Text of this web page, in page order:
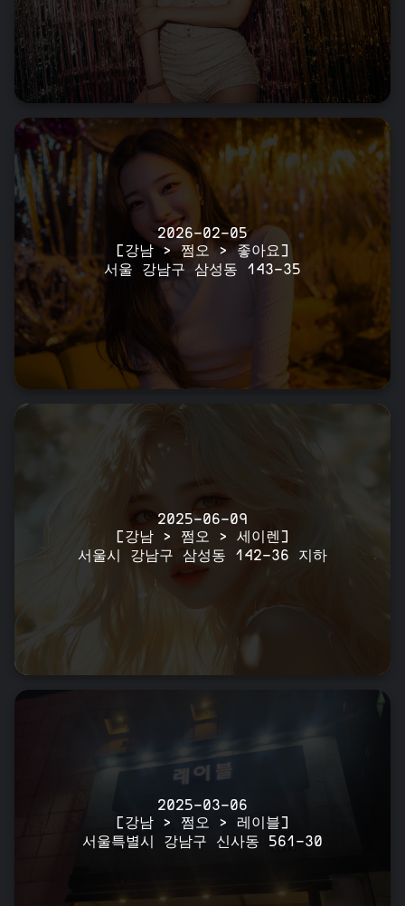
2026-02-05
[강남 > 쩜오 > 좋아요]
서울 강남구 삼성동 143-35
2025-06-09
[강남 > 쩜오 > 세이렌]
서울시 강남구 삼성동 142-36 지하
2025-03-06
[강남 > 쩜오 > 레이블]
서울특별시 강남구 신사동 561-30